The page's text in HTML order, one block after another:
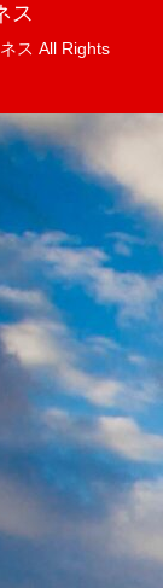
ス
ス All Rights